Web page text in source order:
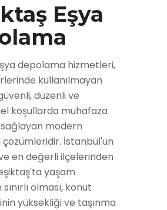
Eşya
depolama hizmetleri,
kullanılmayan
düzenli ve
koşullarda muhafaza
modern
İstanbul'un
en değerli ilçelerinden
yaşam
olması, konut
yüksekliği ve taşınma